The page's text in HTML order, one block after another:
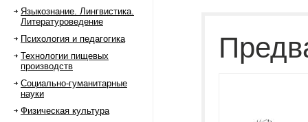
Языкознание. Лингвистика.
Литературоведение
Психология и педагогика
Технологии пищевых
производств
Социально-гуманитарные
науки
Физическая культура